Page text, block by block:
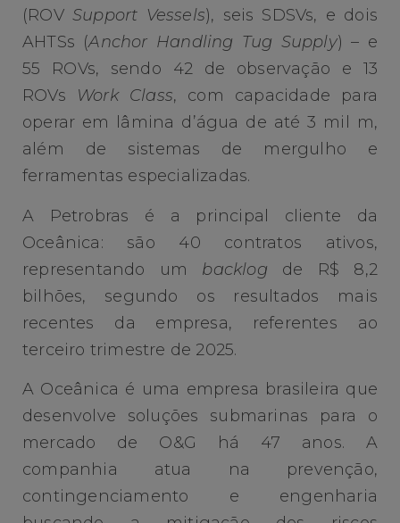
(ROV Support Vessels), seis SDSVs, e dois
AHTSs (Anchor Handling Tug Supply) – e
55 ROVs, sendo 42 de observação e 13
ROVs Work Class, com capacidade para
operar em lâmina d’água de até 3 mil m,
além de sistemas de mergulho e
ferramentas especializadas.
A Petrobras é a principal cliente da
Oceânica: são 40 contratos ativos,
representando um backlog de R$ 8,2
bilhões, segundo os resultados mais
recentes da empresa, referentes ao
terceiro trimestre de 2025.
A Oceânica é uma empresa brasileira que
desenvolve soluções submarinas para o
mercado de O&G há 47 anos. A
companhia atua na prevenção,
contingenciamento e engenharia